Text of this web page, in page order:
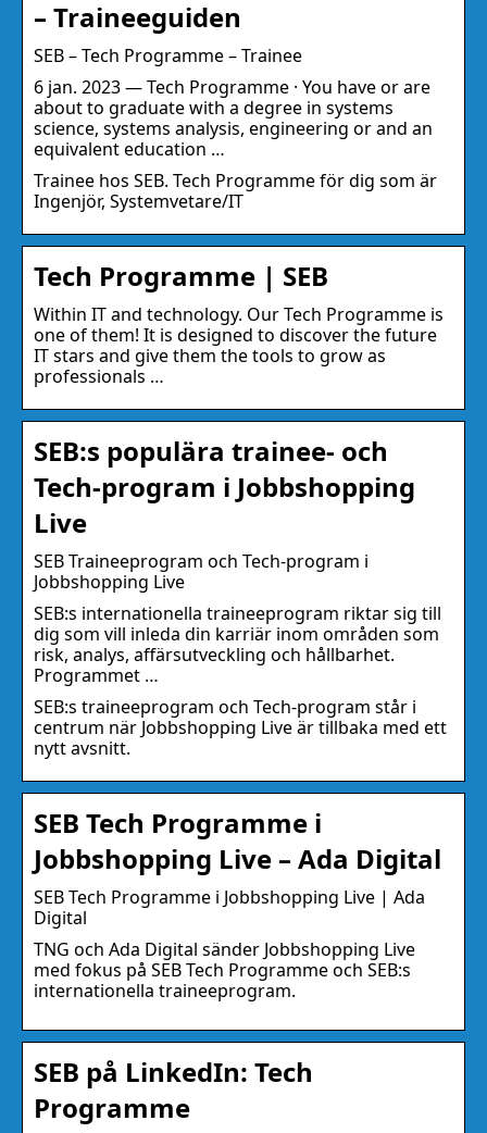
– Traineeguiden
SEB – Tech Programme – Trainee
6 jan. 2023 — Tech Programme · You have or are
about to graduate with a degree in systems
science, systems analysis, engineering or and an
equivalent education …
Trainee hos SEB. Tech Programme för dig som är
Ingenjör, Systemvetare/IT
Tech Programme | SEB
Within IT and technology. Our Tech Programme is
one of them! It is designed to discover the future
IT stars and give them the tools to grow as
professionals …
SEB:s populära trainee- och
Tech-program i Jobbshopping
Live
SEB Traineeprogram och Tech-program i
Jobbshopping Live
SEB:s internationella traineeprogram riktar sig till
dig som vill inleda din karriär inom områden som
risk, analys, affärsutveckling och hållbarhet.
Programmet …
SEB:s traineeprogram och Tech-program står i
centrum när Jobbshopping Live är tillbaka med ett
nytt avsnitt.
SEB Tech Programme i
Jobbshopping Live – Ada Digital
SEB Tech Programme i Jobbshopping Live | Ada
Digital
TNG och Ada Digital sänder Jobbshopping Live
med fokus på SEB Tech Programme och SEB:s
internationella traineeprogram.
SEB på LinkedIn: Tech
Programme